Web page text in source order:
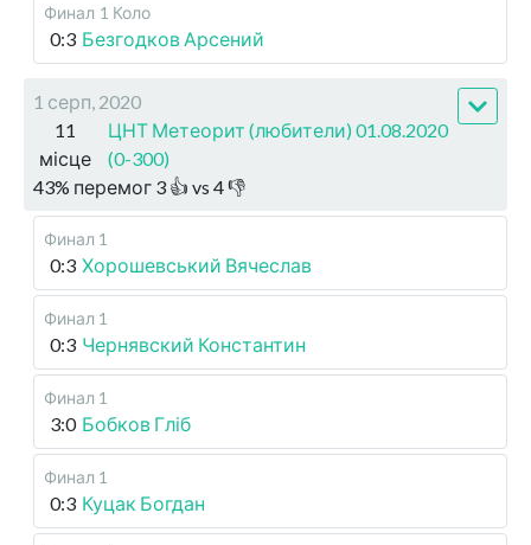
Финал 1 Коло
0:3 Безгодков Арсений
1 серп, 2020
11
місце
ЦНТ Метеорит (любители) 01.08.2020
(0-300)
43% перемог 3 👍 vs 4👎
Финал 1
0:3 Хорошевський Вячеслав
Финал 1
0:3 Чернявский Константин
Финал 1
3:0 Бобков Гліб
Финал 1
0:3 Куцак Богдан